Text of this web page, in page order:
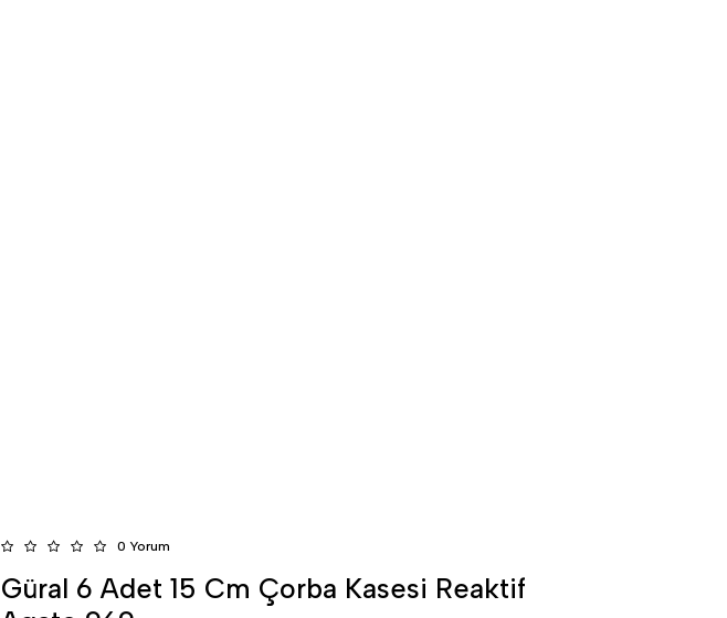
0 Yorum
Güral 6 Adet 15 Cm Çorba Kasesi Reaktif